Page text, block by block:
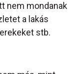
nem mondanak
a lakás
stb.